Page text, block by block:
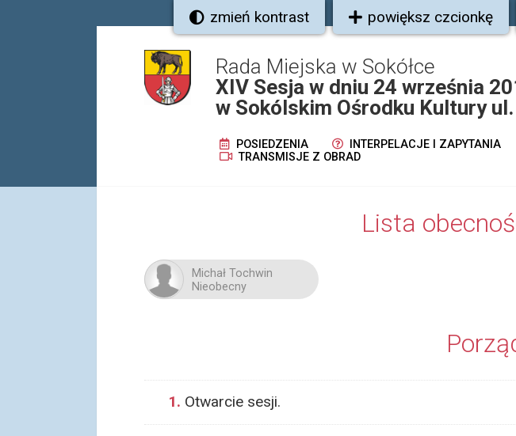
zmień kontrast powiększ czcionkę
Rada Miejska w Sokółce
XIV Sesja w dniu 24 września
w Sokólskim Ośrodku Kultury
POSIEDZENIA INTERPELACJE I ZAPYTANIA
TRANSMISJE Z OBRAD
Lista
Michał Tochwin
Nieobecny
1. Otwarcie sesji.